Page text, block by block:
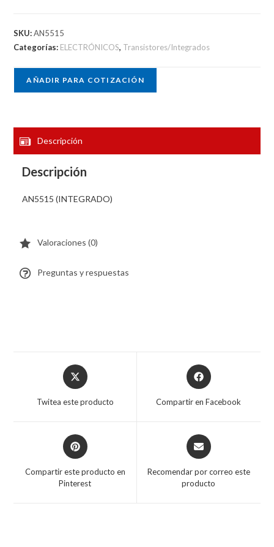
SKU:AN5515
Categorías: ELECTRÓNICOS, Transistores/Integrados
AÑADIR PARA COTIZACIÓN
Descripción
Descripción
AN5515 (INTEGRADO)
Valoraciones (0)
Preguntas y respuestas
Twitea este producto Compartir en Facebook
Compartir este producto en
Pinterest
Recomendar por correo este
producto